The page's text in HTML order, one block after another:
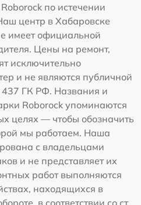
по истечении
центр в Хабаровске
имеет официальной
Цены на ремонт,
исключительно
и не являются публичной
437 ГК РФ. Названия и
Roborock упоминаются
целях — чтобы обозначить
мы работаем. Наша
с владельцами
и не представляет их
работ выполняются
находящихся в
в соответствии со ст.